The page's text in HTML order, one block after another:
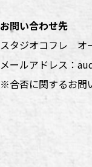
お問い合わせ先
スタジオコフレ オ
メールアドレス：
※合否に関するお問